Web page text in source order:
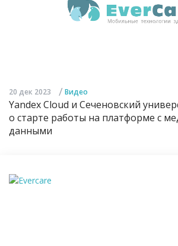
20 дек 2023 / Видео
Yandex Cloud и Сеченовский
о старте работы на платформе с
данными